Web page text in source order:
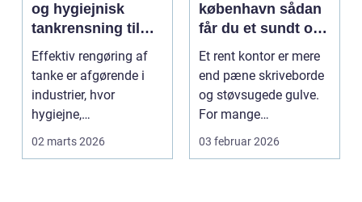
og hygiejnisk
tankrensning til
krævende
industrier
Effektiv rengøring af
tanke er afgørende i
industrier, hvor
hygiejne,
driftssikkerhed ...
02 marts 2026
københavn sådan
får du et sundt og
præsentabelt
arbejdsmiljø
Et rent kontor er mere
end pæne skriveborde
og støvsugede gulve.
For mange
virksomheder i
03 februar 2026